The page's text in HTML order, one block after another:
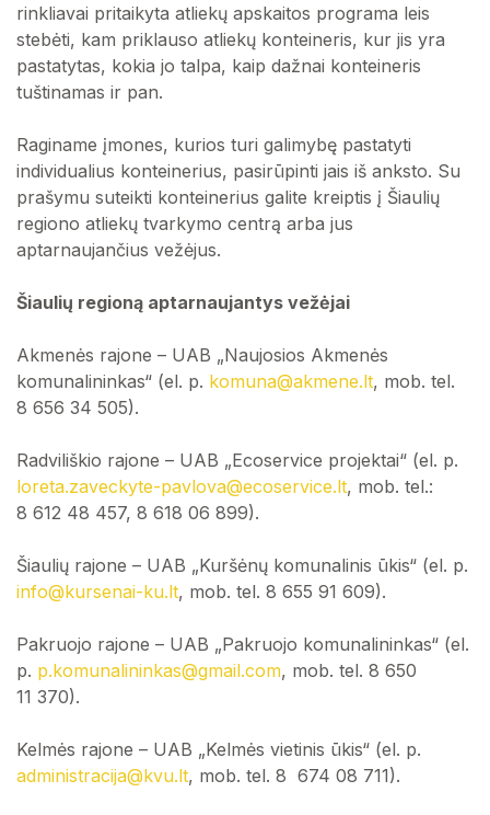
rinkliavai pritaikyta atliekų apskaitos programa leis
stebėti, kam priklauso atliekų konteineris, kur jis yra
pastatytas, kokia jo talpa, kaip dažnai konteineris
tuštinamas ir pan.
Raginame įmones, kurios turi galimybę pastatyti
individualius konteinerius, pasirūpinti jais iš anksto. Su
prašymu suteikti konteinerius galite kreiptis į Šiaulių
regiono atliekų tvarkymo centrą arba jus
aptarnaujančius vežėjus.
Šiaulių regioną aptarnaujantys vežėjai
Akmenės rajone – UAB „Naujosios Akmenės
komunalininkas“ (el. p. komuna@akmene.lt, mob. tel.
8 656 34 505).
Radviliškio rajone – UAB „Ecoservice projektai“ (el. p.
loreta.zaveckyte-pavlova@ecoservice.lt, mob. tel.:
8 612 48 457, 8 618 06 899).
Šiaulių rajone – UAB „Kuršėnų komunalinis ūkis“ (el. p.
info@kursenai-ku.lt, mob. tel. 8 655 91 609).
Pakruojo rajone – UAB „Pakruojo komunalininkas“ (el.
p. p.komunalininkas@gmail.com, mob. tel. 8 650
11 370).
Kelmės rajone – UAB „Kelmės vietinis ūkis“ (el. p.
administracija@kvu.lt, mob. tel. 8 674 08 711).